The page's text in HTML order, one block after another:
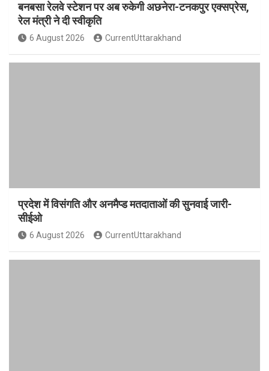
बनबसा रेलवे स्टेशन पर अब रुकेगी अछनेरा-टनकपुर एक्सप्रेस,
रेल मंत्री ने दी स्वीकृति
6 August 2026 CurrentUttarakhand
प्रदेश में विसंगति और अनमैप्ड मतदाताओं की सुनवाई जारी-
सीईओ
6 August 2026 CurrentUttarakhand